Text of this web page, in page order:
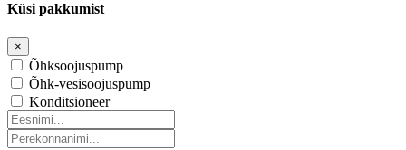
Küsi pakkumist
×
Õhksoojuspump
Õhk-vesisoojuspump
Konditsioneer